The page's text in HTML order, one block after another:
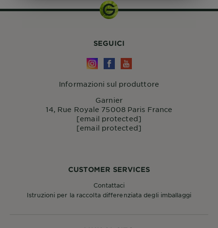
CUSTOMER SERVICES
Contattaci
Istruzioni per la raccolta differenziata degli imballaggi
SEGUICI
Informazioni sul produttore
Garnier
14, Rue Royale 75008 Paris France
[email protected]
[email protected]